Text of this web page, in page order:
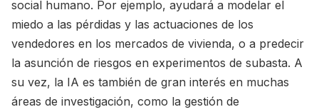
social humano. Por ejemplo, ayudará a modelar el
miedo a las pérdidas y las actuaciones de los
vendedores en los mercados de vivienda, o a predecir
la asunción de riesgos en experimentos de subasta. A
su vez, la IA es también de gran interés en muchas
áreas de investigación, como la gestión de